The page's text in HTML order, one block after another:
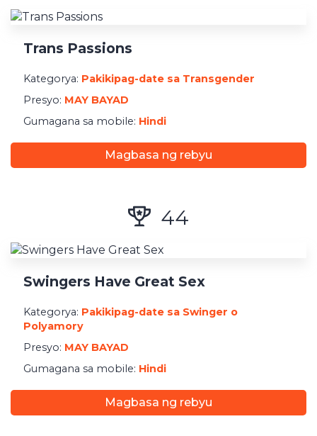
Trans Passions
Kategorya: Pakikipag-date sa Transgender
Presyo: MAY BAYAD
Gumagana sa mobile: Hindi
Magbasa ng rebyu
44
Swingers Have Great Sex
Kategorya: Pakikipag-date sa Swinger o
Polyamory
Presyo: MAY BAYAD
Gumagana sa mobile: Hindi
Magbasa ng rebyu